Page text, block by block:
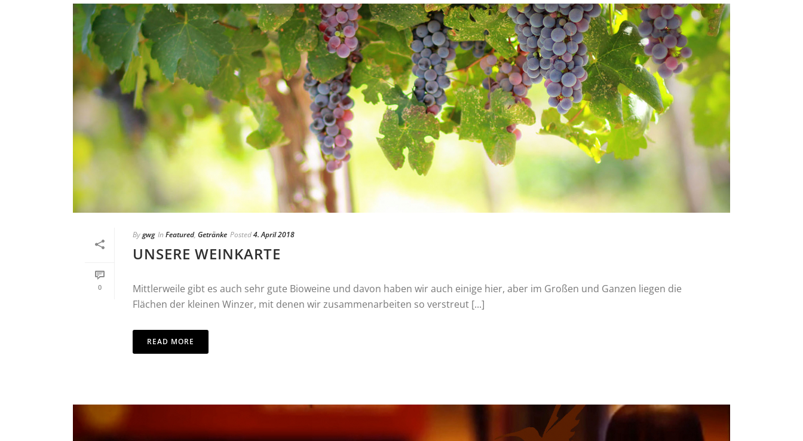
0
Bygwg In Featured, Getränke Posted4. April 2018
UNSERE WEINKARTE
Mittlerweile gibt es auch sehr gute Bioweine und davon haben wir auch einige hier, aber im Großen und Ganzen liegen die
Flächen der kleinen Winzer, mit denen wir zusammenarbeiten so verstreut [...]
READ MORE